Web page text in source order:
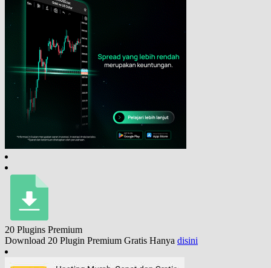
20 Plugins Premium
Download 20 Plugin Premium Gratis Hanya disini